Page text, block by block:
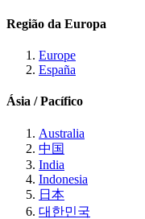
Região da Europa
Europe
España
Ásia / Pacífico
Australia
中国
India
Indonesia
日本
대한민국